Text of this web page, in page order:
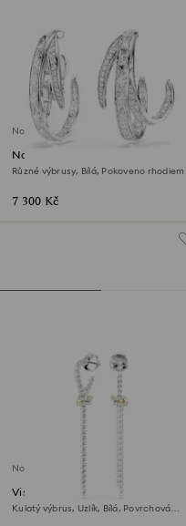
Novinka
Náušnice klipsy Vienna
Různé výbrusy, Bílá, Pokoveno rhodiem
7 300 Kč
Novinka
Visací náušnice Hyperbola
Kulatý výbrus, Uzlík, Bílá, Povrchová